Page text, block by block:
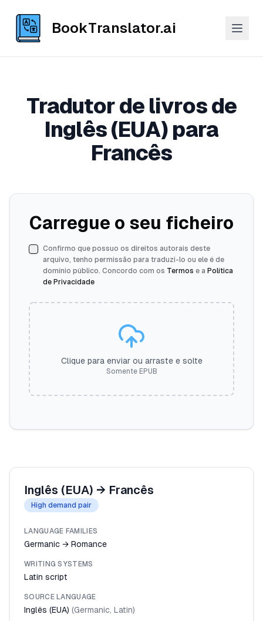
BookTranslator.ai
Tradutor de livros de
Inglês (EUA) para
Francês
Carregue o seu ficheiro
Confirmo que possuo os direitos autorais deste
arquivo, tenho permissão para traduzi-lo ou ele é de
domínio público. Concordo com os Termos e a Política
de Privacidade
Clique para enviar ou arraste e solte
Somente EPUB
Inglês (EUA) → Francês
High demand pair
LANGUAGE FAMILIES
Germanic → Romance
WRITING SYSTEMS
Latin script
SOURCE LANGUAGE
Inglês (EUA) (Germanic, Latin)